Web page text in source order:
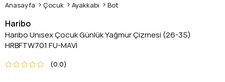
Anasayfa Çocuk Ayakkabı Bot
Haribo
Harıbo Unısex Çocuk Günlük Yağmur Çizmesi (26-35)
HRBFTW701 FU-MAVİ
0.0